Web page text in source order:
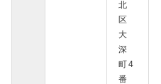
北
区
大
深
町4
番